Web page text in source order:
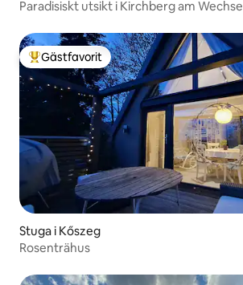
Paradisiskt utsikt i Kirchberg am Wechsel
Populär gästfavorit
Gästfavorit
Stuga i Kőszeg
Rosenträhus